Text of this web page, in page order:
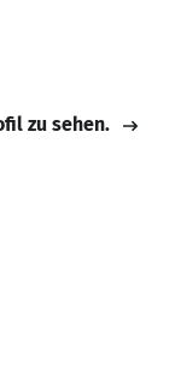
zu sehen.